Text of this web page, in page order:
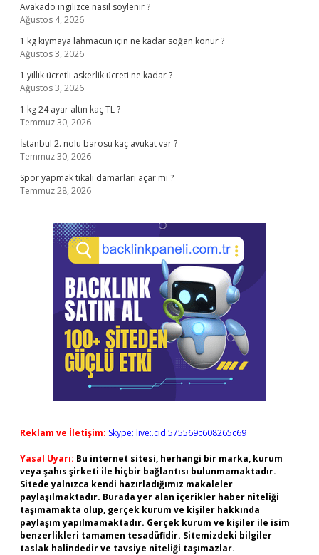
Avakado ingilizce nasıl söylenir ?
Ağustos 4, 2026
1 kg kıymaya lahmacun için ne kadar soğan konur ?
Ağustos 3, 2026
1 yıllık ücretli askerlik ücreti ne kadar ?
Ağustos 3, 2026
1 kg 24 ayar altın kaç TL ?
Temmuz 30, 2026
İstanbul 2. nolu barosu kaç avukat var ?
Temmuz 30, 2026
Spor yapmak tıkalı damarları açar mı ?
Temmuz 28, 2026
Reklam ve İletişim: Skype: live:.cid.575569c608265c69
Yasal Uyarı: Bu internet sitesi, herhangi bir marka, kurum
veya şahıs şirketi ile hiçbir bağlantısı bulunmamaktadır.
Sitede yalnızca kendi hazırladığımız makaleler
paylaşılmaktadır. Burada yer alan içerikler haber niteliği
taşımamakta olup, gerçek kurum ve kişiler hakkında
paylaşım yapılmamaktadır. Gerçek kurum ve kişiler ile isim
benzerlikleri tamamen tesadüfidir. Sitemizdeki bilgiler
taslak halindedir ve tavsiye niteliği taşımazlar.